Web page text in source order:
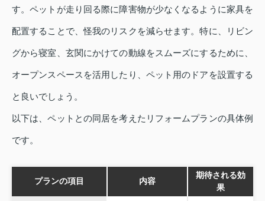
す。ペットが走り回る際に障害物が少なくなるように家具を
配置することで、怪我のリスクを減らせます。特に、リビン
グから寝室、玄関にかけての動線をスムーズにするために、
オープンスペースを活用したり、ペット用のドアを設置する
と良いでしょう。
以下は、ペットとの同居を考えたリフォームプランの具体例
です。
プランの項目 内容
期待される効
果